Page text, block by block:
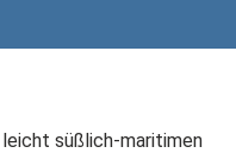
süßlich-maritimen